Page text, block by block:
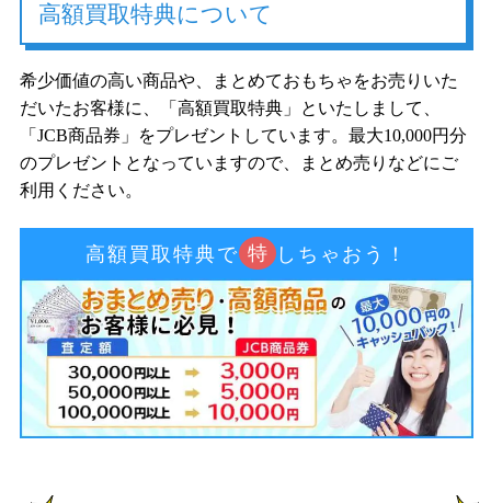
高額買取特典について
希少価値の高い商品や、まとめておもちゃをお売りいた
だいたお客様に、「高額買取特典」といたしまして、
「JCB商品券」をプレゼントしています。最大10,000円分
のプレゼントとなっていますので、まとめ売りなどにご
利用ください。
高額買取特典で 特 しちゃおう！